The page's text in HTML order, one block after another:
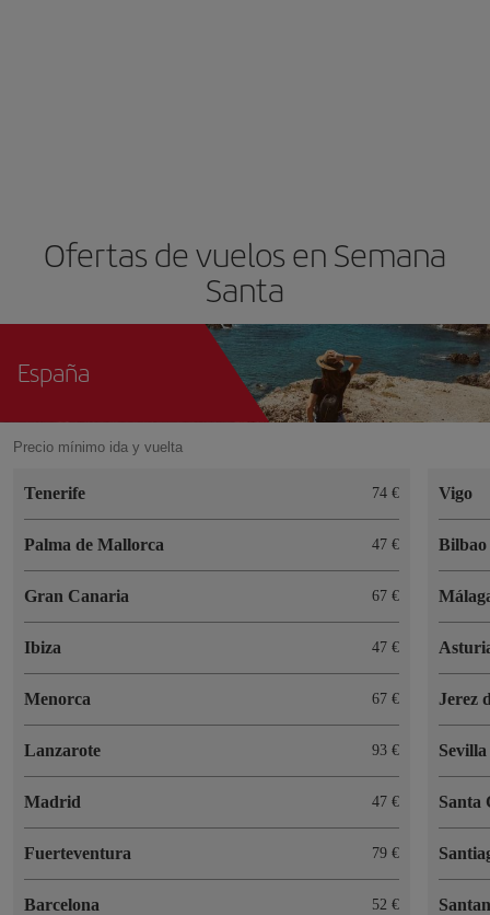
Ofertas de vuelos en Semana
Santa
España
Precio mínimo ida y vuelta
Tenerife 74 €
Palma de Mallorca 47 €
Gran Canaria 67 €
Ibiza 47 €
Menorca 67 €
Lanzarote 93 €
Madrid 47 €
Fuerteventura 79 €
Barcelona 52 €
Vigo
Bilbao
Jerez
Sevilla
Santa